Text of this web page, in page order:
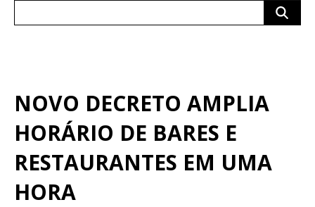
NOVO DECRETO AMPLIA
HORÁRIO DE BARES E
RESTAURANTES EM UMA
HORA